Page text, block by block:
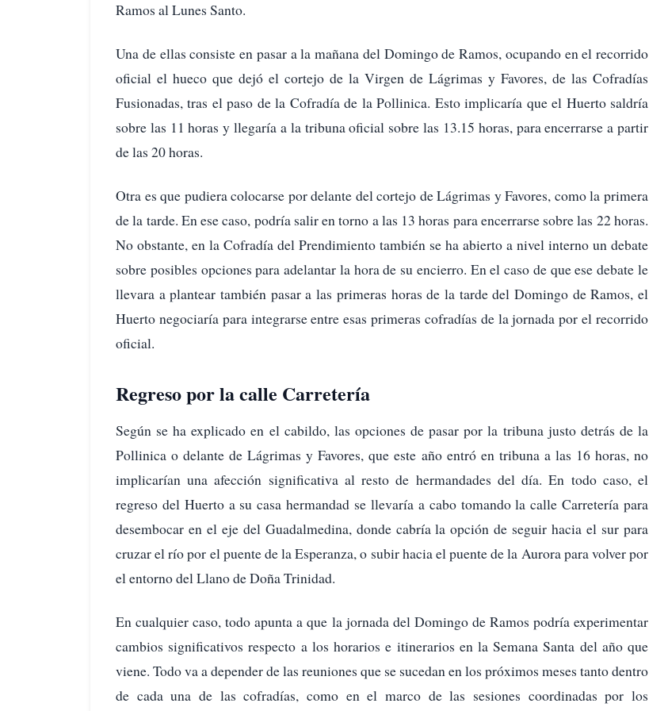
Ramos al Lunes Santo.
Una de ellas consiste en pasar a la mañana del Domingo de Ramos, ocupando en el recorrido
oficial el hueco que dejó el cortejo de la Virgen de Lágrimas y Favores, de las Cofradías
Fusionadas, tras el paso de la Cofradía de la Pollinica. Esto implicaría que el Huerto saldría
sobre las 11 horas y llegaría a la tribuna oficial sobre las 13.15 horas, para encerrarse a partir
de las 20 horas.
Otra es que pudiera colocarse por delante del cortejo de Lágrimas y Favores, como la primera
de la tarde. En ese caso, podría salir en torno a las 13 horas para encerrarse sobre las 22 horas.
No obstante, en la Cofradía del Prendimiento también se ha abierto a nivel interno un debate
sobre posibles opciones para adelantar la hora de su encierro. En el caso de que ese debate le
llevara a plantear también pasar a las primeras horas de la tarde del Domingo de Ramos, el
Huerto negociaría para integrarse entre esas primeras cofradías de la jornada por el recorrido
oficial.
Regreso por la calle Carretería
Según se ha explicado en el cabildo, las opciones de pasar por la tribuna justo detrás de la
Pollinica o delante de Lágrimas y Favores, que este año entró en tribuna a las 16 horas, no
implicarían una afección significativa al resto de hermandades del día. En todo caso, el
regreso del Huerto a su casa hermandad se llevaría a cabo tomando la calle Carretería para
desembocar en el eje del Guadalmedina, donde cabría la opción de seguir hacia el sur para
cruzar el río por el puente de la Esperanza, o subir hacia el puente de la Aurora para volver por
el entorno del Llano de Doña Trinidad.
En cualquier caso, todo apunta a que la jornada del Domingo de Ramos podría experimentar
cambios significativos respecto a los horarios e itinerarios en la Semana Santa del año que
viene. Todo va a depender de las reuniones que se sucedan en los próximos meses tanto dentro
de cada una de las cofradías, como en el marco de las sesiones coordinadas por los